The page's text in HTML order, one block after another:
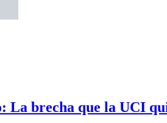
La brecha que la UCI